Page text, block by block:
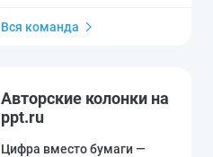
Вся команда
Авторские колонки на
ppt.ru
Цифра вместо бумаги —